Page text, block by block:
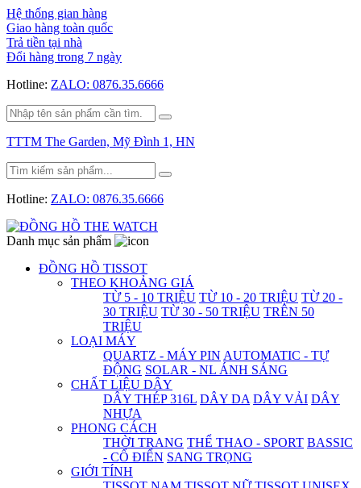
Hệ thống gian hàng
Giao hàng toàn quốc
Trả tiền tại nhà
Đổi hàng trong 7 ngày
Hotline: ZALO: 0876.35.6666
TTTM The Garden, Mỹ Đình 1, HN
Hotline: ZALO: 0876.35.6666
Danh mục sản phẩm
ĐỒNG HỒ TISSOT
THEO KHOẢNG GIÁ
TỪ 5 - 10 TRIỆU TỪ 10 - 20 TRIỆU TỪ 20 -
30 TRIỆU TỪ 30 - 50 TRIỆU TRÊN 50
TRIỆU
LOẠI MÁY
QUARTZ - MÁY PIN AUTOMATIC - TỰ
ĐỘNG SOLAR - NL ÁNH SÁNG
CHẤT LIỆU DÂY
DÂY THÉP 316L DÂY DA DÂY VẢI DÂY
NHỰA
PHONG CÁCH
THỜI TRANG THỂ THAO - SPORT BASSIC
- CỔ ĐIỂN SANG TRỌNG
GIỚI TÍNH